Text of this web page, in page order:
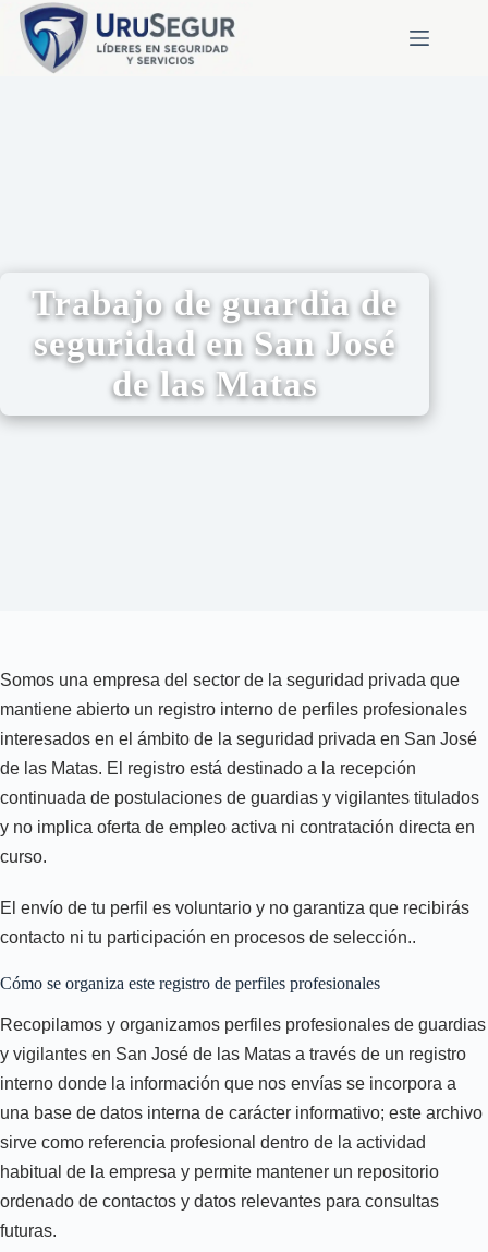
Trabajo de guardia de
seguridad en San José
de las Matas
Somos una empresa del sector de la seguridad privada que
mantiene abierto un registro interno de perfiles profesionales
interesados en el ámbito de la seguridad privada en San José
de las Matas. El registro está destinado a la recepción
continuada de postulaciones de guardias y vigilantes titulados
y no implica oferta de empleo activa ni contratación directa en
curso.
El envío de tu perfil es voluntario y no garantiza que recibirás
contacto ni tu participación en procesos de selección..
Cómo se organiza este registro de perfiles profesionales
Recopilamos y organizamos perfiles profesionales de guardias
y vigilantes en San José de las Matas a través de un registro
interno donde la información que nos envías se incorpora a
una base de datos interna de carácter informativo; este archivo
sirve como referencia profesional dentro de la actividad
habitual de la empresa y permite mantener un repositorio
ordenado de contactos y datos relevantes para consultas
futuras.